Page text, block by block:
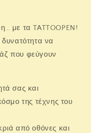
με τα TATTOOPEN!
να
που φεύγουν
σας και
της τέχνης του
από οθόνες και